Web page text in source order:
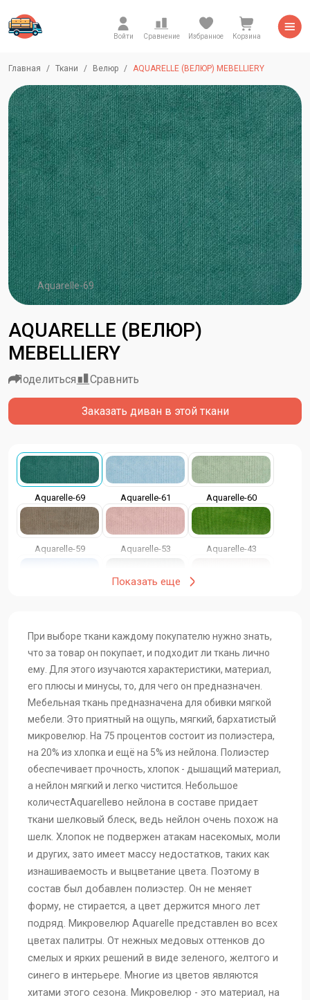
Войти Сравнение Избранное Корзина
Главная Ткани Велюр AQUARELLE (ВЕЛЮР) MEBELLIERY
Aquarelle-69
AQUARELLE (ВЕЛЮР)
MEBELLIERY
Заказать диван в этой ткани
Поделиться Сравнить
Aquarelle-69 Aquarelle-61 Aquarelle-60
Aquarelle-59 Aquarelle-53 Aquarelle-43
Aquarelle-36 Aquarelle-33 Aquarelle-32
Aquarelle-30 Aquarelle-29 Aquarelle-28
Aquarelle-27 Aquarelle-26 Aquarelle-25
Aquarelle-23 Aquarelle-22 Aquarelle-20
Aquarelle-18 Aquarelle-17 Aquarelle-16
Aquarelle-15 Aquarelle-14 Aquarelle-13
Aquarelle-12 Aquarelle-11 Aquarelle-09
Показать еще
При выборе ткани каждому покупателю нужно знать,
что за товар он покупает, и подходит ли ткань лично
ему. Для этого изучаются характеристики, материал,
его плюсы и минусы, то, для чего он предназначен.
Мебельная ткань предназначена для обивки мягкой
мебели. Это приятный на ощупь, мягкий, бархатистый
микровелюр. На 75 процентов состоит из полиэстера,
на 20% из хлопка и ещё на 5% из нейлона. Полиэстер
обеспечивает прочность, хлопок - дышащий материал,
а нейлон мягкий и легко чистится. Небольшое
количестAquarelleво нейлона в составе придает
ткани шелковый блеск, ведь нейлон очень похож на
шелк. Хлопок не подвержен атакам насекомых, моли
и других, зато имеет массу недостатков, таких как
изнашиваемость и выцветание цвета. Поэтому в
состав был добавлен полиэстер. Он не меняет
форму, не стирается, а цвет держится много лет
подряд. Микровелюр Aquarelle представлен во всех
цветах палитры. От нежных медовых оттенков до
смелых и ярких решений в виде зеленого, желтого и
синего в интерьере. Многие из цветов являются
хитами этого сезона. Микровелюр - это материал, на